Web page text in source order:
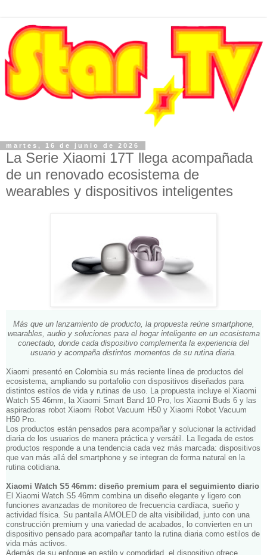
martes, 16 de junio de 2026
La Serie Xiaomi 17T llega acompañada
de un renovado ecosistema de
wearables y dispositivos inteligentes
Más que un lanzamiento de producto, la propuesta reúne smartphone,
wearables, audio y soluciones para el hogar inteligente en un ecosistema
conectado, donde cada dispositivo complementa la experiencia del
usuario y acompaña distintos momentos de su rutina diaria.
Xiaomi presentó en Colombia su más reciente línea de productos del
ecosistema, ampliando su portafolio con dispositivos diseñados para
distintos estilos de vida y rutinas de uso. La propuesta incluye el Xiaomi
Watch S5 46mm, la Xiaomi Smart Band 10 Pro, los Xiaomi Buds 6 y las
aspiradoras robot Xiaomi Robot Vacuum H50 y Xiaomi Robot Vacuum
H50 Pro.
Los productos están pensados para acompañar y solucionar la actividad
diaria de los usuarios de manera práctica y versátil. La llegada de estos
productos responde a una tendencia cada vez más marcada: dispositivos
que van más allá del smartphone y se integran de forma natural en la
rutina cotidiana.
Xiaomi Watch S5 46mm: diseño premium para el seguimiento diario
El Xiaomi Watch S5 46mm combina un diseño elegante y ligero con
funciones avanzadas de monitoreo de frecuencia cardíaca, sueño y
actividad física. Su pantalla AMOLED de alta visibilidad, junto con una
construcción premium y una variedad de acabados, lo convierten en un
dispositivo pensado para acompañar tanto la rutina diaria como estilos de
vida más activos.
Además de su enfoque en estilo y comodidad, el dispositivo ofrece